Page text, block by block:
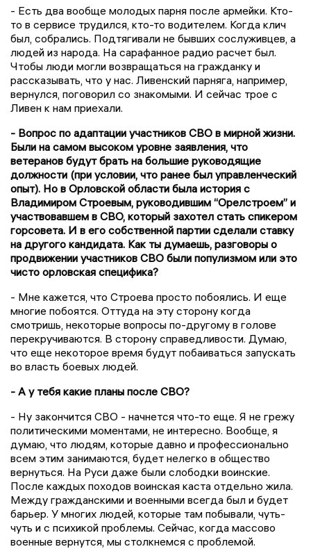
- Есть два вообще молодых парня после армейки. Кто-
то в сервисе трудился, кто-то водителем. Когда клич
был, собрались. Подтягивали не бывших сослуживцев, а
людей из народа. На сарафанное радио расчет был.
Чтобы люди могли возвращаться на гражданку и
рассказывать, что у нас. Ливенский парняга, например,
вернулся, поговорил со знакомыми. И сейчас трое с
Ливен к нам приехали.
- Вопрос по адаптации участников СВО в мирной жизни.
Были на самом высоком уровне заявления, что
ветеранов будут брать на большие руководящие
должности (при условии, что ранее был управленческий
опыт). Но в Орловской области была история с
Владимиром Строевым, руководившим “Орелстроем” и
участвовавшем в СВО, который захотел стать спикером
горсовета. И в его собственной партии сделали ставку
на другого кандидата. Как ты думаешь, разговоры о
продвижении участников СВО были популизмом или это
чисто орловская специфика?
- Мне кажется, что Строева просто побоялись. И еще
многие побоятся. Оттуда на эту сторону когда
смотришь, некоторые вопросы по-другому в голове
перекручиваются. В сторону справедливости. Думаю,
что еще некоторое время будут побаиваться запускать
во власть боевых людей.
- А у тебя какие планы после СВО?
- Ну закончится СВО - начнется что-то еще. Я не грежу
политическими моментами, не интересно. Вообще, я
думаю, что людям, которые давно и профессионально
всем этим занимаются, будет нелегко в общество
вернуться. На Руси даже были слободки воинские.
После каждых походов воинская каста отдельно жила.
Между гражданскими и военными всегда был и будет
барьер. У многих людей, которые там побывали, чуть-
чуть и с психикой проблемы. Сейчас, когда массово
военные вернутся, мы столкнемся с проблемой.